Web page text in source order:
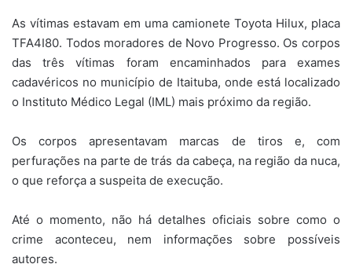
As vítimas estavam em uma camionete Toyota Hilux, placa
TFA4I80. Todos moradores de Novo Progresso. Os corpos
das três vítimas foram encaminhados para exames
cadavéricos no município de Itaituba, onde está localizado
o Instituto Médico Legal (IML) mais próximo da região.
Os corpos apresentavam marcas de tiros e, com
perfurações na parte de trás da cabeça, na região da nuca,
o que reforça a suspeita de execução.
Até o momento, não há detalhes oficiais sobre como o
crime aconteceu, nem informações sobre possíveis
autores.